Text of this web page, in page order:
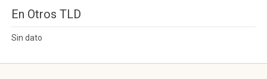
En Otros TLD
Sin dato